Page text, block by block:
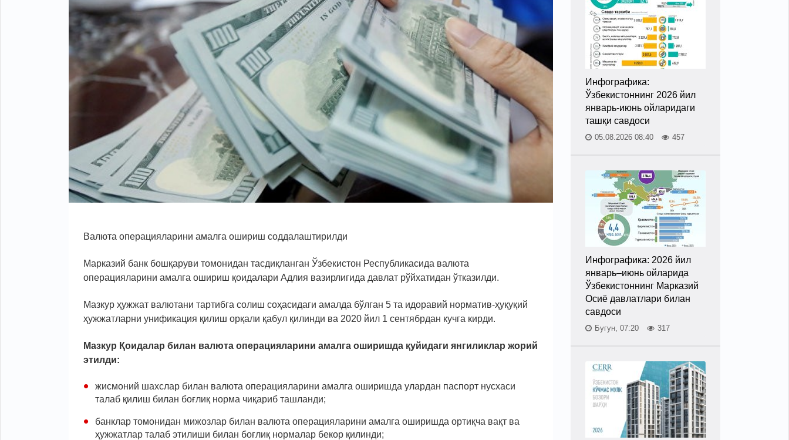
Валюта операцияларини амалга ошириш соддалаштирилди
Марказий банк бошқаруви томонидан тасдиқланган Ўзбекистон Республикасида валюта
операцияларини амалга ошириш қоидалари Адлия вазирлигида давлат рўйхатидан ўтказилди.
Мазкур ҳужжат валютани тартибга солиш соҳасидаги амалда бўлган 5 та идоравий норматив-ҳуқуқий
ҳужжатларни унификация қилиш орқали қабул қилинди ва 2020 йил 1 сентябрдан кучга кирди.
Мазкур Қоидалар билан валюта операцияларини амалга оширишда қуйидаги янгиликлар жорий
этилди:
жисмоний шахслар билан валюта операцияларини амалга оширишда улардан паспорт нусхаси
талаб қилиш билан боғлиқ норма чиқариб ташланди;
банклар томонидан мижозлар билан валюта операцияларини амалга оширишда ортиқча вақт ва
ҳужжатлар талаб этилиши билан боғлиқ нормалар бекор қилинди;
Инфографика:
Ўзбекистоннинг 2026 йил
январь-июнь ойларидаги
ташқи савдоси
05.08.2026 08:40 457
Инфографика: 2026 йил
январь–июнь ойларида
Ўзбекистоннинг Марказий
Осиё давлатлари билан
савдоси
Бугун, 07:20 317